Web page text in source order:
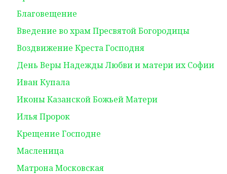
Благовещение
Введение во храм Пресвятой Богородицы
Воздвижение Креста Господня
День Веры Надежды Любви и матери их Софии
Иван Купала
Иконы Казанской Божьей Матери
Илья Пророк
Крещение Господне
Масленица
Матрона Московская